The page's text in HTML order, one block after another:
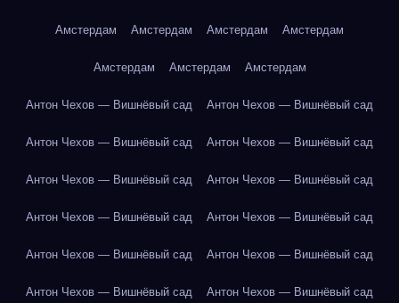
Амстердам Амстердам Амстердам Амстердам
Амстердам Амстердам Амстердам
Антон Чехов — Вишнёвый сад Антон Чехов — Вишнёвый сад
Антон Чехов — Вишнёвый сад Антон Чехов — Вишнёвый сад
Антон Чехов — Вишнёвый сад Антон Чехов — Вишнёвый сад
Антон Чехов — Вишнёвый сад Антон Чехов — Вишнёвый сад
Антон Чехов — Вишнёвый сад Антон Чехов — Вишнёвый сад
Антон Чехов — Вишнёвый сад Антон Чехов — Вишнёвый сад